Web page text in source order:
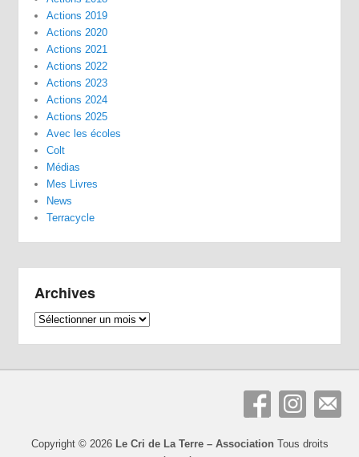
Actions 2019
Actions 2020
Actions 2021
Actions 2022
Actions 2023
Actions 2024
Actions 2025
Avec les écoles
Colt
Médias
Mes Livres
News
Terracycle
Archives
Archives
Copyright © 2026 Le Cri de La Terre – Association Tous droits